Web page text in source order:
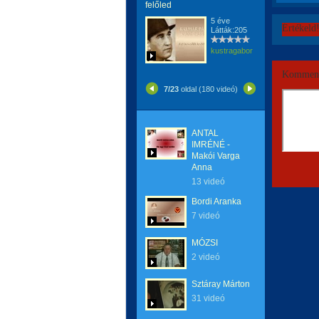
felőled
5 éve
Látták:205
kustragabor
7/23 oldal (180 videó)
ANTAL
IMRÉNÉ -
Makói Varga
Anna
13 videó
Bordi Aranka
7 videó
MÓZSI
2 videó
Sztáray Márton
31 videó
Értékeld!